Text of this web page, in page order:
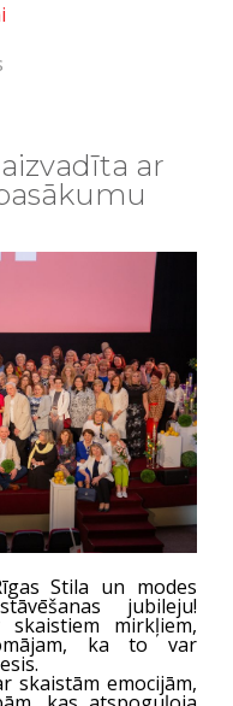
ar
Stila un modes
jubileju!
mirkļiem,
ka to var
skaistām emocijām,